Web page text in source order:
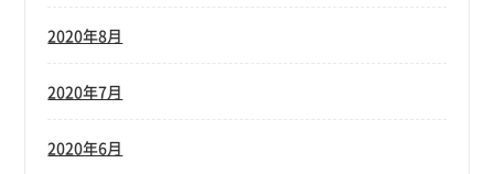
2020年8月
2020年7月
2020年6月